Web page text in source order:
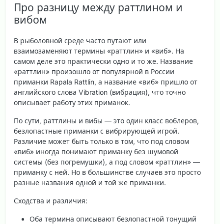
Про разницу между раттлином и
вибом
В рыболовной среде часто путают или
взаимозаменяют термины «раттлин» и «виб». На
самом деле это практически одно и то же. Название
«раттлин» произошло от популярной в России
приманки Rapala Rattlin, а название «виб» пришло от
английского слова Vibration (вибрация), что точно
описывает работу этих приманок.
По сути, раттлины и вибы — это один класс воблеров,
безлопастные приманки с вибрирующей игрой.
Различие может быть только в том, что под словом
«виб» иногда понимают приманку без шумовой
системы (без погремушки), а под словом «раттлин» —
приманку с ней. Но в большинстве случаев это просто
разные названия одной и той же приманки.
Сходства и различия:
Оба термина описывают безлопастной тонущий